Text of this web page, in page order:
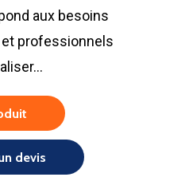
aux besoins
professionnels
devis